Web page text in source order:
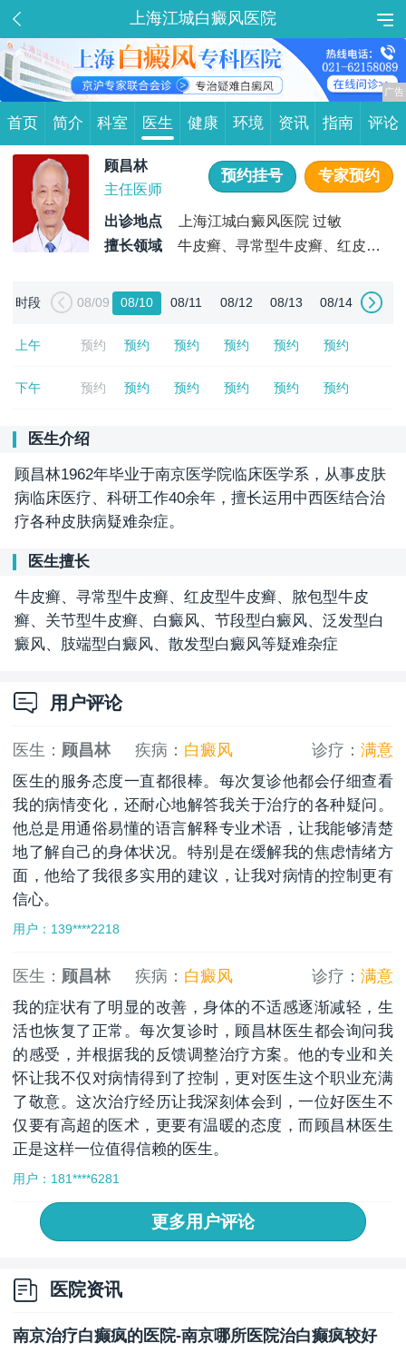
上海江城白癜风医院
首页 简介 科室 医生 健康 环境 资讯 指南 评论
顾昌林
主任医师
出诊地点
上海江城白癜风医院 过敏
擅长领域
牛皮癣、寻常型牛皮癣、红皮型
癜风、泛发型白癜风、肢端型白癜风、散发型白癜风等疑难
预约挂号 专家预约
时段 08/09 08/10 08/11 08/12 08/13 08/14
上午 预约 预约 预约 预约 预约 预约
下午 预约 预约 预约 预约 预约 预约
医生介绍
顾昌林1962年毕业于南京医学院临床医学系，从事皮肤
病临床医疗、科研工作40余年，擅长运用中西医结合治
疗各种皮肤病疑难杂症。
医生擅长
牛皮癣、寻常型牛皮癣、红皮型牛皮癣、脓包型牛皮
癣、关节型牛皮癣、白癜风、节段型白癜风、泛发型白
癜风、肢端型白癜风、散发型白癜风等疑难杂症
用户评论
医生： 顾昌林 疾病： 白癜风 诊疗： 满意
医生的服务态度一直都很棒。每次复诊他都会仔细查看
我的病情变化，还耐心地解答我关于治疗的各种疑问。
他总是用通俗易懂的语言解释专业术语，让我能够清楚
地了解自己的身体状况。特别是在缓解我的焦虑情绪方
面，他给了我很多实用的建议，让我对病情的控制更有
信心。
用户：139****2218
医生： 顾昌林 疾病： 白癜风 诊疗： 满意
我的症状有了明显的改善，身体的不适感逐渐减轻，生
活也恢复了正常。每次复诊时，顾昌林医生都会询问我
的感受，并根据我的反馈调整治疗方案。他的专业和关
怀让我不仅对病情得到了控制，更对医生这个职业充满
了敬意。这次治疗经历让我深刻体会到，一位好医生不
仅要有高超的医术，更要有温暖的态度，而顾昌林医生
正是这样一位值得信赖的医生。
用户：181****6281
更多用户评论
医院资讯
南京治疗白癫疯的医院-南京哪所医院治白癫疯较好